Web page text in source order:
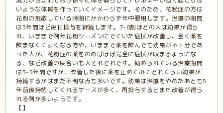
いような体質を作っていくイメージです。そのため、花粉症の方は
花粉の飛散している時期にかかわらず年中服用します。治療の期間
は3年間ほど毎日投与を継続します。7-8割ほどの人は効果が得ら
れ、いままで例年花粉シーズンにでていた症状が改善し、全く薬を
飲まなくてよくなる方や、いままで薬を飲んでも効果が不十分であ
った人が、花粉症の薬をのめばほぼ完全に症状が収まるようにな
る、など改善の度合いも人それぞれです。勧められている治療期間
は3-5年間ですが、改善した後に薬を止めてみてどれくらい効果が
持続するかはまだ不明な点も多いです。効果は治療をやめたあとも5
年前後持続してくれるケースが多く、再投与するとまた改善が得ら
れる例が多いようです。
【】